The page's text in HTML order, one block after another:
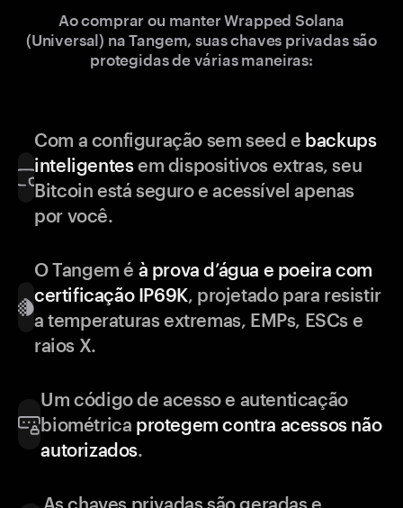
Ao comprar ou manter Wrapped Solana
(Universal) na Tangem, suas chaves privadas são
protegidas de várias maneiras:
Com a configuração sem seed e backups
inteligentesem dispositivos extras, seu
Bitcoin está seguro e acessível apenas
por você.
O Tangem é à prova d’água e poeira com
certificação IP69K, projetado para resistir
a temperaturas extremas, EMPs, ESCs e
raios X.
Um código de acesso e autenticação
biométrica protegem contra acessos não
autorizados.